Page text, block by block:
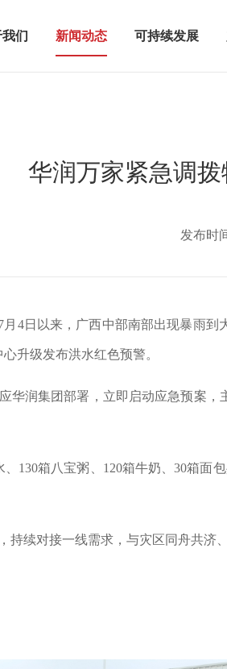
们 新闻动态 可持续发展
华润万家紧急调
发布时
月4日以来，广西中部南部出现暴雨
升级发布洪水红色预警。
华润集团部署， 立即 启动应急预案，
130箱八宝粥、120箱牛奶、30箱面
持续对接一线需求，与灾区同舟共济